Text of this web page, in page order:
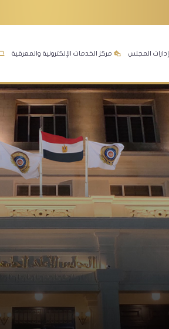
إدارات المجلس مركز الخدمات الإلكترونية والمعرفية